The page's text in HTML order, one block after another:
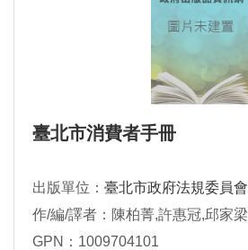
臺北市消費者手冊
出版單位： 臺北市政府法規委員會
作/編/譯者：陳柏菁,許惠冠,邱家梁
GPN：1009704101